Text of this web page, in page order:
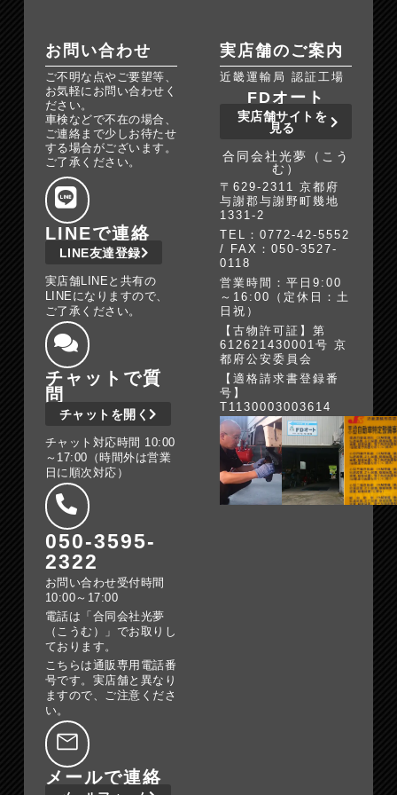
お問い合わせ
ご不明な点やご要望等、
お気軽にお問い合わせく
ださい。
車検などで不在の場合、
ご連絡まで少しお待たせ
する場合がございます。
ご了承ください。
LINEで連絡
LINE友達登録
実店舗LINEと共有の
LINEになりますので、
ご了承ください。
チャットで質
問
チャットを開く
チャット対応時間 10:00
～17:00（時間外は営業
日に順次対応）
050-3595-
2322
お問い合わせ受付時間
10:00～17:00
電話は「合同会社光夢
（こうむ）」でお取りし
ております。
こちらは通販専用電話番
号です。実店舗と異なり
ますので、ご注意くださ
い。
メールで連絡
実店舗のご案内
近畿運輸局 認証工場
FDオート
実店舗サイトを
見る
合同会社光夢（こう
む）
〒629-2311 京都府
与謝郡与謝野町幾地
1331-2
TEL：0772-42-5552
/ FAX：050-3527-
0118
営業時間：平日9:00
～16:00（定休日：土
日祝）
【古物許可証】第
612621430001号 京
都府公安委員会
【適格請求書登録番
号】
T1130003003614